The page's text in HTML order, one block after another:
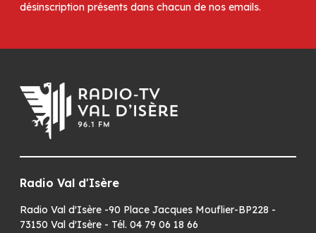
désinscription présents dans chacun de nos emails.
Radio Val d'Isère
Radio Val d'Isère -90 Place Jacques Mouflier-BP228 -
73150 Val d'Isère - Tél. 04 79 06 18 66